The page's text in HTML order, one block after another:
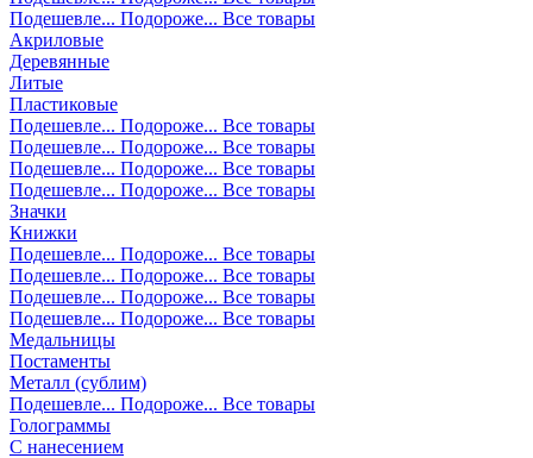
Подешевле... Подороже... Все товары
Акриловые
Деревянные
Литые
Пластиковые
Подешевле... Подороже... Все товары
Подешевле... Подороже... Все товары
Подешевле... Подороже... Все товары
Подешевле... Подороже... Все товары
Значки
Книжки
Подешевле... Подороже... Все товары
Подешевле... Подороже... Все товары
Подешевле... Подороже... Все товары
Подешевле... Подороже... Все товары
Медальницы
Постаменты
Металл (сублим)
Подешевле... Подороже... Все товары
Голограммы
С нанесением